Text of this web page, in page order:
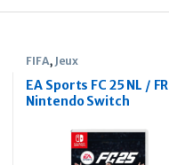
FIFA, Jeux
EA Sports FC 25 NL / FR
Nintendo Switch